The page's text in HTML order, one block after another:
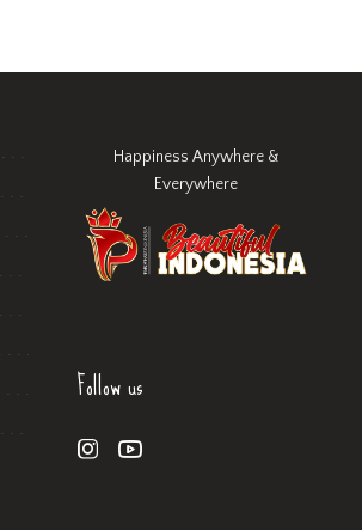
Happiness Anywhere &
Everywhere
Follow us